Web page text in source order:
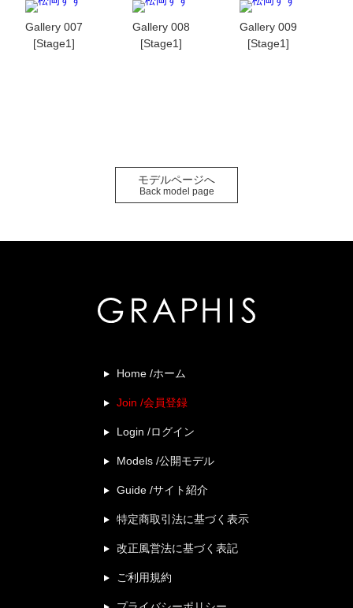
Gallery 007
[Stage1]
Gallery 008
[Stage1]
Gallery 009
[Stage1]
モデルページへ
Back model page
Home /ホーム
Join /会員登録
Login /ログイン
Models /公開モデル
Guide /サイト紹介
特定商取引法に基づく表示
改正風営法に基づく表記
ご利用規約